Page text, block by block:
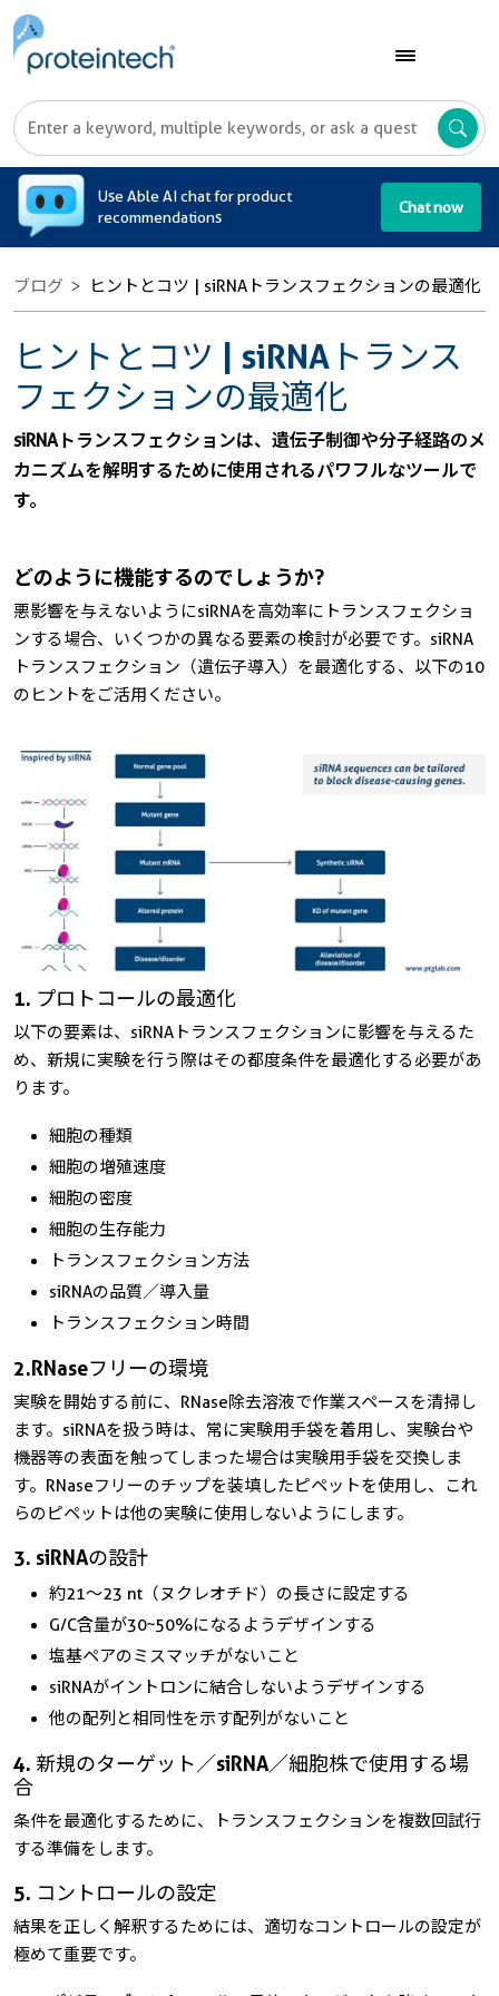
Use Able AI chat for product
recommendations
Chat now
ブログ ヒントとコツ | siRNAトランスフェクションの最適化
ヒントとコツ | siRNAトランス
フェクションの最適化
siRNAトランスフェクションは、遺伝子制御や分子経路のメ
カニズムを解明するために使用されるパワフルなツールで
す。
どのように機能するのでしょうか?
悪影響を与えないようにsiRNAを高効率にトランスフェクショ
ンする場合、いくつかの異なる要素の検討が必要です。siRNA
トランスフェクション（遺伝子導入）を最適化する、以下の10
のヒントをご活用ください。
1. プロトコールの最適化
以下の要素は、siRNAトランスフェクションに影響を与えるた
め、新規に実験を行う際はその都度条件を最適化する必要があ
ります。
細胞の種類
細胞の増殖速度
細胞の密度
細胞の生存能力
トランスフェクション方法
siRNAの品質／導入量
トランスフェクション時間
2. RNaseフリーの環境
実験を開始する前に、RNase除去溶液で作業スペースを清掃し
ます。siRNAを扱う時は、常に実験用手袋を着用し、実験台や
機器等の表面を触ってしまった場合は実験用手袋を交換しま
す。RNaseフリーのチップを装填したピペットを使用し、これ
らのピペットは他の実験に使用しないようにします。
3. siRNAの設計
約21～23 nt（ヌクレオチド）の長さに設定する
G/C含量が30~50%になるようデザインする
塩基ペアのミスマッチがないこと
siRNAがイントロンに結合しないようデザインする
他の配列と相同性を示す配列がないこと
4. 新規のターゲット／siRNA／細胞株で使用する場
合
条件を最適化するために、トランスフェクションを複数回試行
する準備をします。
5. コントロールの設定
結果を正しく解釈するためには、適切なコントロールの設定が
極めて重要です。